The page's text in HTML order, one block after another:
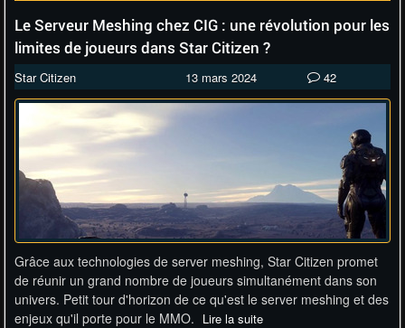
Le Serveur Meshing chez CIG : une révolution pour les
limites de joueurs dans Star Citizen ?
Star Citizen 13 mars 2024 42
Grâce aux technologies de server meshing, Star Citizen promet
de réunir un grand nombre de joueurs simultanément dans son
univers. Petit tour d'horizon de ce qu'est le server meshing et des
enjeux qu'il porte pour le MMO. Lire la suite